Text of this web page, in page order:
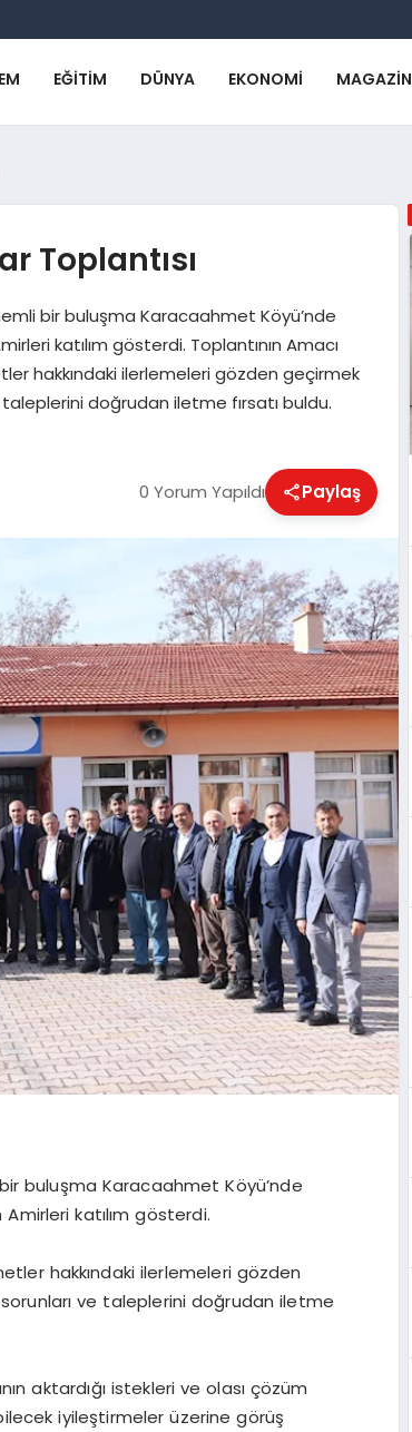
EĞITIM DÜNYA EKONOMI MAGAZIN
Toplantısı
bir buluşma Karacaahmet Köyü’nde
katılım gösterdi. Toplantının Amacı
hakkındaki ilerlemeleri gözden geçirmek
taleplerini doğrudan iletme fırsatı buldu.
0 Yorum Yapıldı Paylaş
buluşma Karacaahmet Köyü’nde
katılım gösterdi.
hakkındaki ilerlemeleri gözden
sorunları ve taleplerini doğrudan iletme
aktardığı istekleri ve olası çözüm
iyileştirmeler üzerine görüş